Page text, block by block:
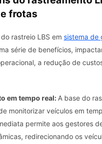
frotas
rastreio LBS em sistema de
série de benefícios,
a redução de
em tempo real: A base do
monitorizar veículos em
permite aos gestores
redirecionando os